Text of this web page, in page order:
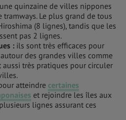
quinzaine de villes nippones
tramways. Le plus grand de tous
(8 lignes), tandis que les
pas 2 lignes.
: ils sont très efficaces pour
des grandes villes comme
aussi très pratiques pour circuler
atteindre certaines
et rejoindre les îles aux
lignes assurant ces